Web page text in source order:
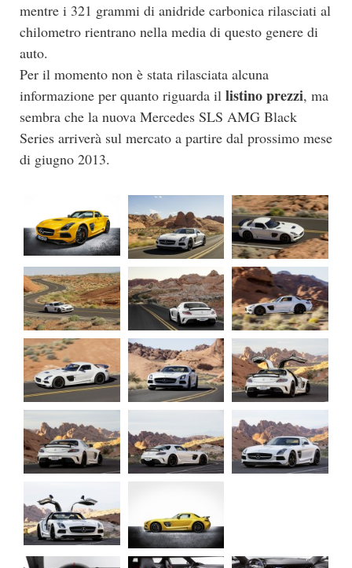
mentre i 321 grammi di anidride carbonica rilasciati al
chilometro rientrano nella media di questo genere di
auto.
Per il momento non è stata rilasciata alcuna
informazione per quanto riguarda il listino prezzi, ma
sembra che la nuova Mercedes SLS AMG Black
Series arriverà sul mercato a partire dal prossimo mese
di giugno 2013.